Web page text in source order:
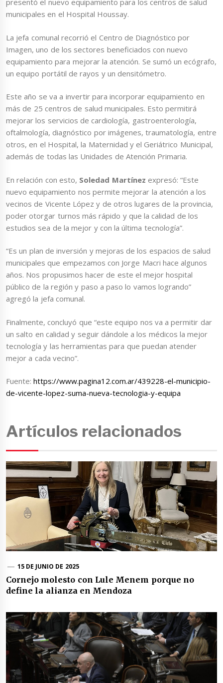
presentó el nuevo equipamiento para los centros de salud
municipales en el Hospital Houssay.
La jefa comunal recorrió el Centro de Diagnóstico por
Imagen, uno de los sectores beneficiados con nuevo
equipamiento para mejorar la atención. Se sumó un ecógrafo,
un equipo portátil de rayos y un densitómetro.
Este año se va a invertir para incorporar equipamiento en
más de 25 centros de salud municipales. Esto permitirá
mejorar los servicios de cardiología, gastroenterología,
oftalmología, diagnóstico por imágenes, traumatología, entre
otros, en el Hospital, la Maternidad y el Geriátrico Municipal,
además de todas las Unidades de Atención Primaria.
En relación con esto, Soledad Martínez expresó: “Este
nuevo equipamiento nos permite mejorar la atención a los
vecinos de Vicente López y de otros lugares de la provincia,
poder otorgar turnos más rápido y que la calidad de los
estudios sea de la mejor y con la última tecnología”.
“Es un plan de inversión y mejoras de los espacios de salud
municipales que empezamos con Jorge Macri hace algunos
años. Nos propusimos hacer de este el mejor hospital
público de la región y paso a paso lo vamos logrando”
agregó la jefa comunal.
Finalmente, concluyó que “este equipo nos va a permitir dar
un salto en calidad y seguir dándole a los médicos la mejor
tecnología y las herramientas para que puedan atender
mejor a cada vecino”.
Fuente:https://www.pagina12.com.ar/439228-el-municipio-
de-vicente-lopez-suma-nueva-tecnologia-y-equipa
Artículos relacionados
15 DE JUNIO DE 2025
Cornejo molesto con Lule Menem porque no
define la alianza en Mendoza